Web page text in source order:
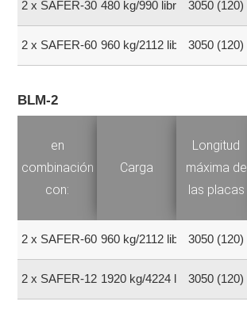
2 x SAFER-300480 kg/990 libras3050 (120)
2 x SAFER-600960 kg/2112 libras3050 (120)
BLM-2
en
combinación
con:
Carga
Longitud
máxima de
las placas
2 x SAFER-600960 kg/2112 libras3050 (120)
2 x SAFER-12001920 kg/4224 libras3050 (120)